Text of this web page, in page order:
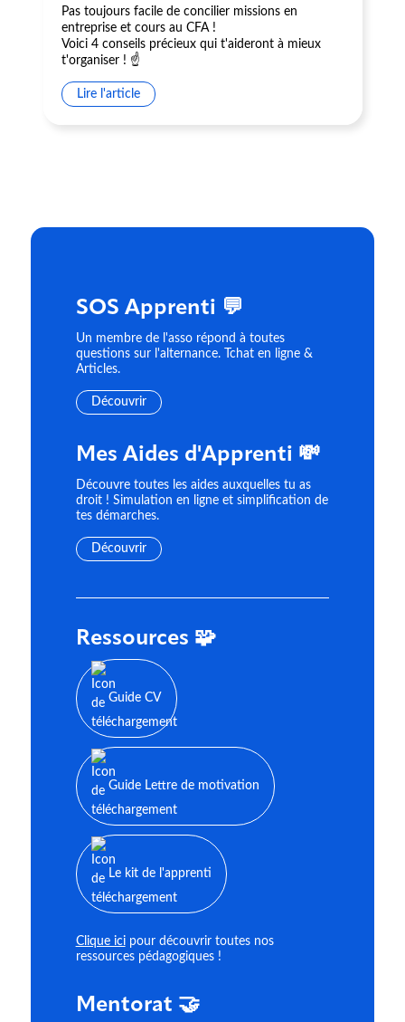
Pas toujours facile de concilier missions en
entreprise et cours au CFA !
Voici 4 conseils précieux qui t'aideront à mieux
t'organiser ! ☝️
Lire l'article
SOS Apprenti 💬
Un membre de l'asso répond à toutes
questions sur l'alternance. Tchat en ligne &
Articles.
Découvrir
Mes Aides d'Apprenti 💸
Découvre toutes les aides auxquelles tu as
droit ! Simulation en ligne et simplification de
tes démarches.
Découvrir
Ressources 🧩
Guide CV
Guide Lettre de motivation
Le kit de l'apprenti
Clique icipour découvrir toutes nos
ressources pédagogiques !
Mentorat 🤝